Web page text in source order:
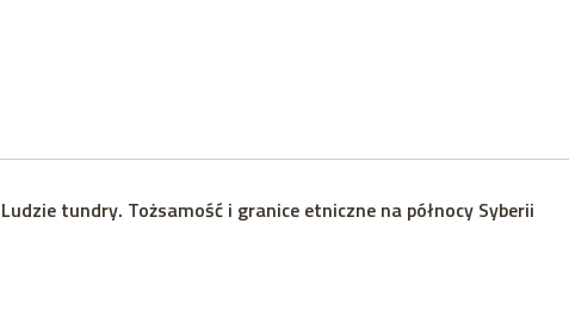
Ludzie tundry. Tożsamość i granice etniczne na północy Syberii